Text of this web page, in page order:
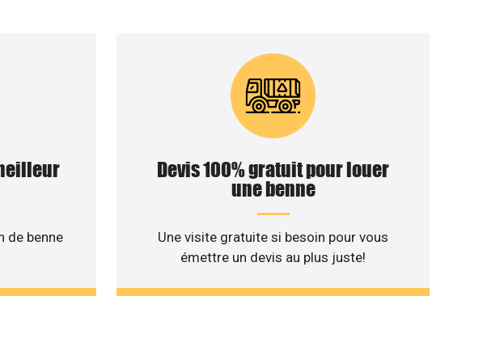
de benne
Devis 100% gratuit pour louer
une benne
Une visite gratuite si besoin pour vous
émettre un devis au plus juste!